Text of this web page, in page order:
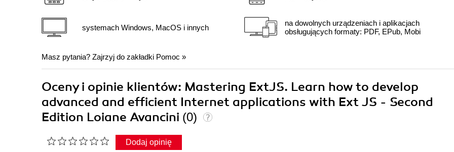
systemach Windows, MacOS i innych
na dowolnych urządzeniach i aplikacjach
obsługujących formaty: PDF, EPub, Mobi
Masz pytania? Zajrzyj do zakładki Pomoc »
Oceny i opinie klientów: Mastering ExtJS. Learn how to develop
advanced and efficient Internet applications with Ext JS - Second
Edition Loiane Avancini (0)
Dodaj opinię